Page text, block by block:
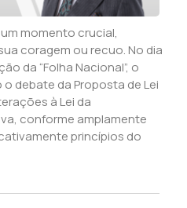
momento crucial,
coragem ou recuo. No dia
da “Folha Nacional”, o
debate da Proposta de Lei
à Lei da
conforme amplamente
princípios do